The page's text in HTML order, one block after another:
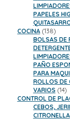
PAPELES
COCINA 138138
BOLSAS DE
PAÑO
PARA
ROLLOS DE
VARIOS 1414
CONTROL DE
CEBOS,
CITRONELLA